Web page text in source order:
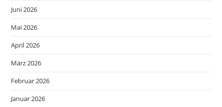
Juni 2026
Mai 2026
April 2026
März 2026
Februar 2026
Januar 2026